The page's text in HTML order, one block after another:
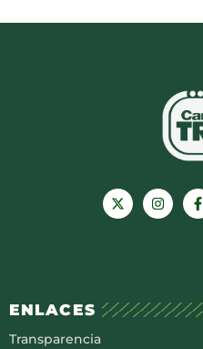
ENLACES
Transparencia